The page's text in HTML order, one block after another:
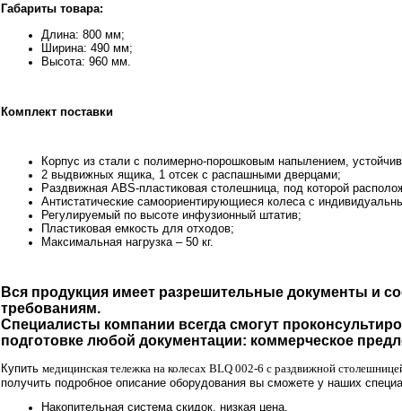
Габариты товара:
Длина: 800 мм;
Ширина: 490 мм;
Высота: 960 мм.
Комплект поставки
Корпус из стали с полимерно-порошковым напылением,
2 выдвижных ящика, 1 отсек с распашными дверцами;
Раздвижная ABS-пластиковая столешница, под которой
Антистатические самоориентирующиеся колеса с
Регулируемый по высоте инфузионный штатив;
Пластиковая емкость для отходов;
Максимальная нагрузка – 50 кг.
Вся продукция имеет разрешительные документы и
требованиям.
Специалисты компании всегда смогут
подготовке любой документации: коммерческое
Купить медицинская тележка на колесах BLQ 002-6 с раздвижной
получить подробное описание оборудования вы сможете у наших
Накопительная система скидок, низкая цена.